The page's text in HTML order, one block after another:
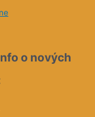
o nových